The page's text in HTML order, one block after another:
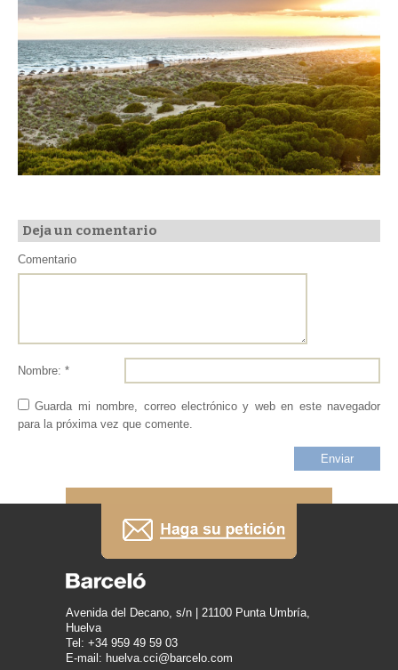
Deja un comentario
Comentario
Nombre: *
Guarda mi nombre, correo electrónico y web en este navegador
para la próxima vez que comente.
Avenida del Decano, s/n | 21100 Punta Umbría,
Huelva
Tel: +34 959 49 59 03
E-mail: huelva.cci@barcelo.com